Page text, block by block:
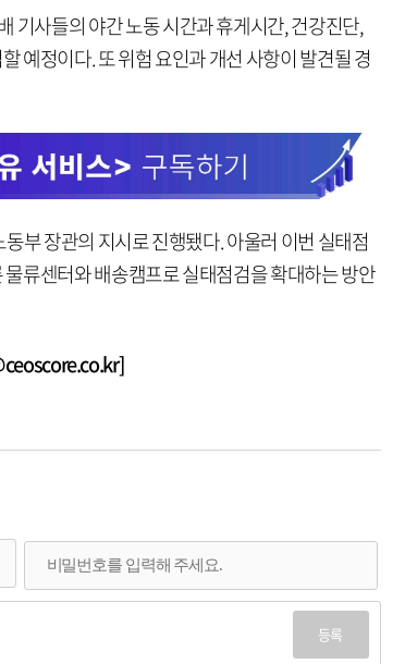
기사들의 야간 노동 시간과 휴게시간, 건강진단,
예정이다. 또 위험 요인과 개선 사항이 발견될 경
부 장관의 지시로 진행됐다. 아울러 이번 실태점
류센터와 배송캠프로 실태점검을 확대하는 방안
등록